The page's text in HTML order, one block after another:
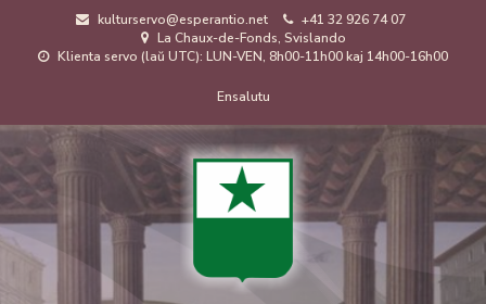
kulturservo@esperantio.net
+41 32 926 74 07
La Chaux-de-Fonds, Svislando
Klienta servo (laŭ UTC): LUN-VEN, 8h00-11h00 kaj 14h00-16h00
de
uzanto
Ensalutu